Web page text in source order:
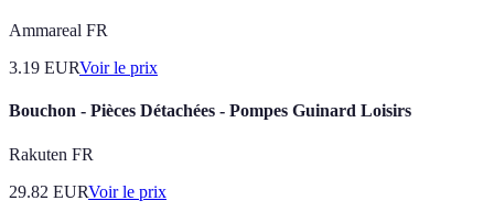
Ammareal FR
3.19 EURVoir le prix
Bouchon - Pièces Détachées - Pompes Guinard Loisirs
Rakuten FR
29.82 EURVoir le prix